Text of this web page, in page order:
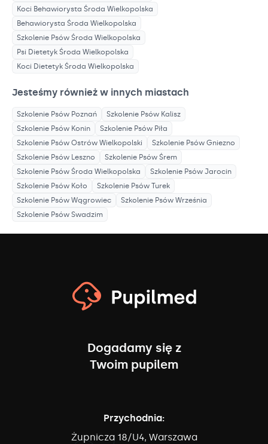
Koci Behawiorysta Środa Wielkopolska
Behawiorysta Środa Wielkopolska
Szkolenie Psów Środa Wielkopolska
Psi Dietetyk Środa Wielkopolska
Koci Dietetyk Środa Wielkopolska
Jesteśmy również w innych miastach
Szkolenie Psów Poznań Szkolenie Psów Kalisz
Szkolenie Psów Konin Szkolenie Psów Piła
Szkolenie Psów Ostrów Wielkopolski Szkolenie Psów Gniezno
Szkolenie Psów Leszno Szkolenie Psów Śrem
Szkolenie Psów Środa Wielkopolska Szkolenie Psów Jarocin
Szkolenie Psów Koło Szkolenie Psów Turek
Szkolenie Psów Wągrowiec Szkolenie Psów Września
Szkolenie Psów Swadzim
Dogadamy się z
Twoim pupilem
Przychodnia:
Żupnicza 18/U4, Warszawa